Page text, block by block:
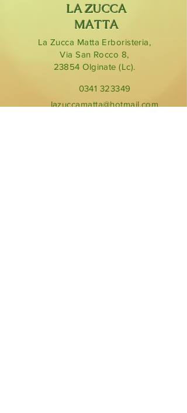
LA ZUCCA
MATTA
La Zucca Matta Erboristeria,
Via San Rocco 8,
23854 Olginate (Lc).
0341 323349
lazuccamatta@hotmail.com